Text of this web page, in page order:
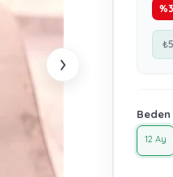
›
%
Beden
12 Ay